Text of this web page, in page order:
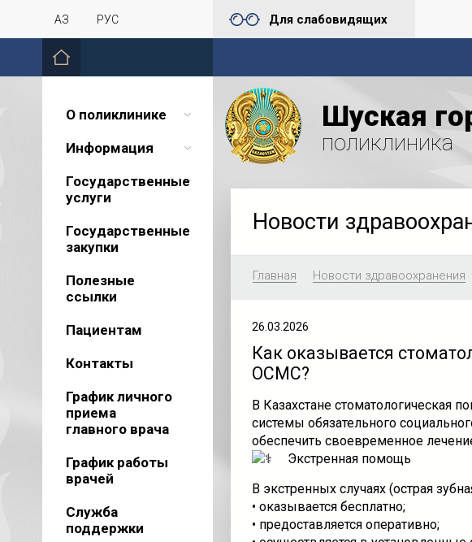
ҚАЗ РУС Для слабовидящих
О поликлинике
Информация
Государственные
услуги
Государственные
закупки
Полезные
ссылки
Пациентам
Контакты
График личного
приема
главного врача
График работы
врачей
Служба
поддержки
Шуская
поликлиника
Новости
Главная Новости здравоохранения
26.03.2026
Как оказывается
ОСМС?
В Казахстане стоматологическая
системы обязательного
обеспечить своевременное
Экстренная помощь
В экстренных случаях (острая
• оказывается бесплатно;
• предоставляется оперативно;